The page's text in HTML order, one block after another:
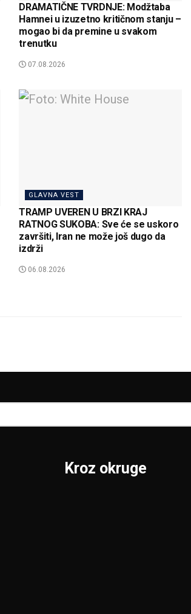
DRAMATIČNE TVRDNJE: Modžtaba
Hamnei u izuzetno kritičnom stanju –
mogao bi da premine u svakom
trenutku
07.08.2026
GLAVNA VEST
TRAMP UVEREN U BRZI KRAJ
RATNOG SUKOBA: Sve će se uskoro
završiti, Iran ne može još dugo da
izdrži
06.08.2026
Kroz okruge